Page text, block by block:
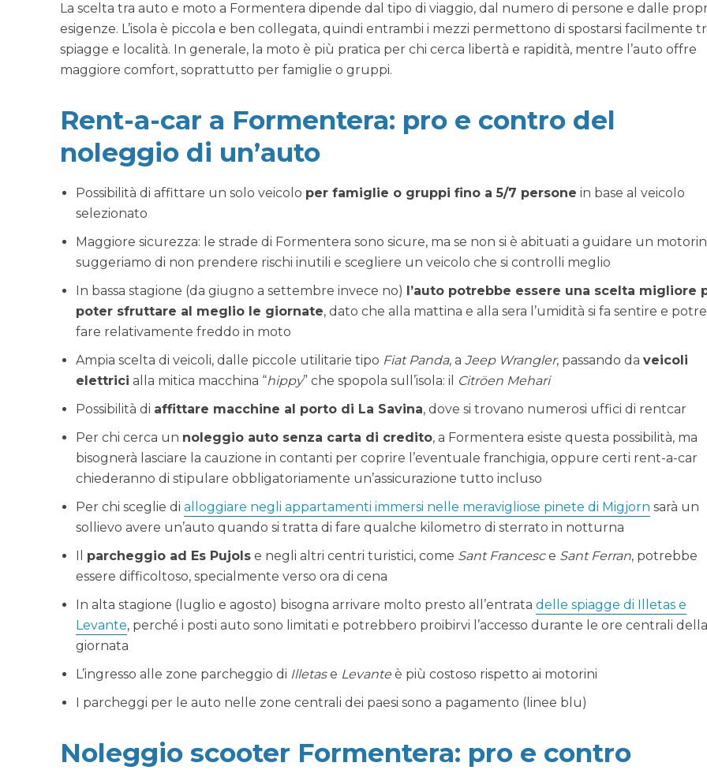
La scelta tra auto e moto a Formentera dipende dal tipo di viaggio, dal numero di persone e dalle
esigenze. L’isola è piccola e ben collegata, quindi entrambi i mezzi permettono di spostarsi facilmente
spiagge e località. In generale, la moto è più pratica per chi cerca libertà e rapidità, mentre l’auto offre
maggiore comfort, soprattutto per famiglie o gruppi.
Rent-a-car a Formentera: pro e contro del
noleggio di un’auto
Possibilità di affittare un solo veicolo per famiglie o gruppi fino a 5/7 persone in base al veicolo
selezionato
Maggiore sicurezza: le strade di Formentera sono sicure, ma se non si è abituati a guidare un
suggeriamo di non prendere rischi inutili e scegliere un veicolo che si controlli meglio
In bassa stagione (da giugno a settembre invece no)
l’auto potrebbe essere una scelta migliore
poter sfruttare al meglio le giornate, dato che alla mattina e alla sera l’umidità si fa sentire e
fare relativamente freddo in moto
Ampia scelta di veicoli, dalle piccole utilitarie tipo Fiat Panda, a Jeep Wrangler, passando da veicoli
elettrici alla mitica macchina “hippy” che spopola sull’isola: il
Citröen Mehari
Possibilità di affittare macchine al porto di La Savina, dove si trovano numerosi uffici di rentcar
Per chi cerca un noleggio auto senza carta di credito, a Formentera esiste questa possibilità, ma
bisognerà lasciare la cauzione in contanti per coprire l’eventuale franchigia, oppure certi rent-a-car
chiederanno di stipulare obbligatoriamente un’assicurazione tutto incluso
Per chi sceglie di alloggiare negli appartamenti immersi nelle meravigliose pinete di Migjorn sarà un
sollievo avere un’auto quando si tratta di fare qualche kilometro di sterrato in notturna
parcheggio ad Es Pujolse negli altri centri turistici, come Sant Francesce Sant Ferran, potrebbe
essere difficoltoso, specialmente verso ora di cena
In alta stagione (luglio e agosto) bisogna arrivare molto presto all’entrata delle spiagge di Illetas e
Levante, perché i posti auto sono limitati e potrebbero proibirvi l’accesso durante le ore centrali della
giornata
L’ingresso alle zone parcheggio di Illetase Levanteè più costoso rispetto ai motorini
I parcheggi per le auto nelle zone centrali dei paesi sono a pagamento (linee blu)
Noleggio scooter Formentera: pro e contro